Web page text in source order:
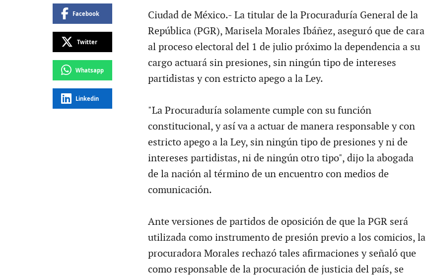
Facebook
Twitter
Whatsapp
Linkedin
Ciudad de México.- La titular de la Procuraduría General de la
República (PGR), Marisela Morales Ibáñez, aseguró que de cara
al proceso electoral del 1 de julio próximo la dependencia a su
cargo actuará sin presiones, sin ningún tipo de intereses
partidistas y con estricto apego a la Ley.
"La Procuraduría solamente cumple con su función
constitucional, y así va a actuar de manera responsable y con
estricto apego a la Ley, sin ningún tipo de presiones y ni de
intereses partidistas, ni de ningún otro tipo", dijo la abogada
de la nación al término de un encuentro con medios de
comunicación.
Ante versiones de partidos de oposición de que la PGR será
utilizada como instrumento de presión previo a los comicios, la
procuradora Morales rechazó tales afirmaciones y señaló que
como responsable de la procuración de justicia del país, se